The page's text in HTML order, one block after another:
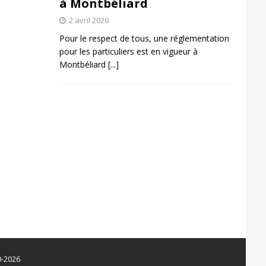
à Montbéliard
2 avril 2026
Pour le respect de tous, une réglementation
pour les particuliers est en vigueur à
Montbéliard [...]
2026